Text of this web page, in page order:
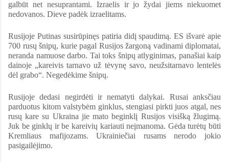
galbūt net nesuprantami. Izraelis ir jo žydai jiems niekuomet
nedovanos. Dieve padėk izraelitams.
Rusijoje Putinas susirūpinęs patiria didį spaudimą. ES išvarė apie
700 rusų šnipų, kurie pagal Rusijos žargoną vadinami diplomatai,
neranda namuose darbo. Tai toks šnipų atlyginimas, panašiai kaip
dainoje „kareivis tarnavo už tėvynę savo, neužsitarnavo lentelės
dėl grabo“. Negedėkime šnipų.
Rusijoje dedasi negirdėti ir nematyti dalykai. Rusai anksčiau
parduotus kitom valstybėm ginklus, stengiasi pirkti juos atgal, nes
rusų kare su Ukraina jie mato beginklį Rusijos visišką žlugimą.
Juk be ginklų ir be kareivių kariauti neįmanoma. Gėda turėtų būti
Kremliaus mafijozams. Ukrainiečiai rusams nerodo jokio
pasigailėjimo.